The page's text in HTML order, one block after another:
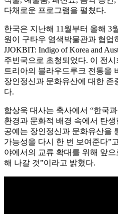
다채로운 프로그램을 펼쳤다.
한국은 지난해 11월부터 올해 3
원이 구타우 염색박물관과 협업
JJOKBIT: Indigo of Korea and
주빈국으로 초청되었다. 이 전
트리아의 블라우드루크 전통을
장인정신과 문화유산에 대한 존
다.
함상욱 대사는 축사에서 “한국
환경과 문화적 배경 속에서 탄
공예는 장인정신과 문화유산을
가능성을 다시 한 번 보여준다”
야에서의 교류 확대를 위해 앞
해 나갈 것”이라고 밝혔다.